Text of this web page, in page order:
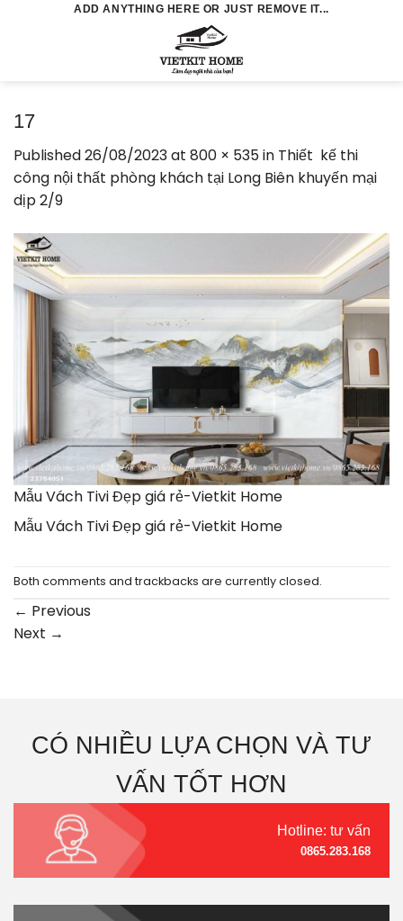
ADD ANYTHING HERE OR JUST REMOVE IT...
17
Published26/08/2023at 800 × 535in Thiết kế thi
công nội thất phòng khách tại Long Biên khuyến mại
dịp 2/9
Mẫu Vách Tivi Đẹp giá rẻ-Vietkit Home
Mẫu Vách Tivi Đẹp giá rẻ-Vietkit Home
Both comments and trackbacks are currently closed.
← Previous
Next →
CÓ NHIỀU LỰA CHỌN VÀ TƯ
VẤN TỐT HƠN
Hotline: tư vấn
0865.283.168